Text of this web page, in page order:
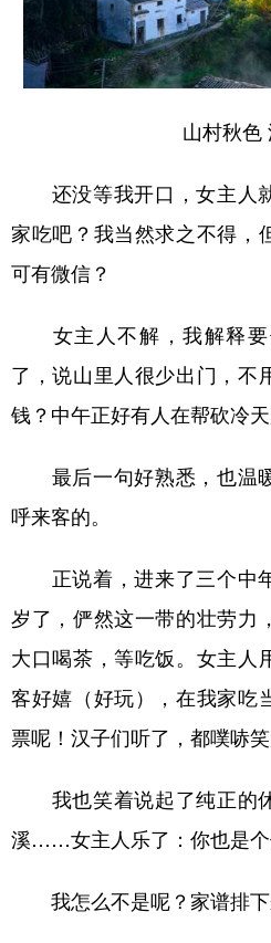
山村秋色
还没等我开口，女主人
家吃吧？我当然求之不得，
可有微信？
女主人不解，我解释要
了，说山里人很少出门，不
钱？中午正好有人在帮砍冷
最后一句好熟悉，也温
呼来客的。
正说着，进来了三个中
岁了，俨然这一带的壮劳力
大口喝茶，等吃饭。女主人
客好嬉（好玩），在我家吃
票呢！汉子们听了，都噗哧笑
我也笑着说起了纯正的
溪……女主人乐了：你也是个
我怎么不是呢？家谱排下